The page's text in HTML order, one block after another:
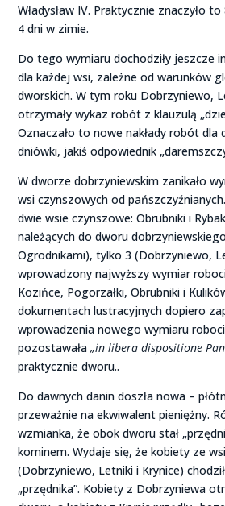
Władysław IV. Praktycznie znaczyło
4 dni w zimie.
Do tego wymiaru dochodziły jeszcze
dla każdej wsi, zależne od warunków
dworskich. W tym roku Dobrzyniewo,
otrzymały wykaz robót z klauzulą
Oznaczało to nowe nakłady robót dla
dniówki, jakiś odpowiednik
W dworze dobrzyniewskim zanikało
wsi czynszowych od
dwie wsie czynszowe: Obrubniki i
należących do dworu
Ogrodnikami), tylko 3 (Dobrzyniewo,
wprowadzony najwyższy wymiar
Kozińce, Pogorzałki, Obrubniki i
dokumentach lustracyjnych dopiero
wprowadzenia nowego wymiaru
pozostawała„in libera dispositione
praktycznie dworu..
Do dawnych danin doszła nowa –
przeważnie na ekwiwalent pieniężny.
wzmianka, że obok dworu stał
kominem. Wydaje się, że kobiety ze
(Dobrzyniewo, Letniki i Krynice)
„przędnika”. Kobiety z Dobrzyniewa